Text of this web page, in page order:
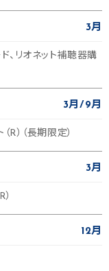
3月
、リオネット補聴器購
3月 9月
R）（長期限定）
3月
12月